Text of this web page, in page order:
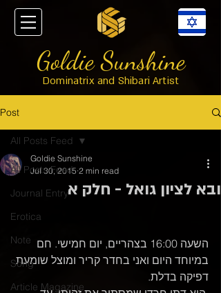
Goldie Sunshine
Dominatrix and Shibari Artist
Post
All Posts Feed
Journal Entry
Erotica
Note
Song
Article Magazine
All Posts Feed
ובא לציון גואל - חלק א
Goldie Sunshine
Jul 30, 2015 2 min read
השעה 16:00 בצהריים, יום חמישי. חם
במיוחד היום ואני בחדר קריר ומוצל שומעת
דפיקה בדלת.